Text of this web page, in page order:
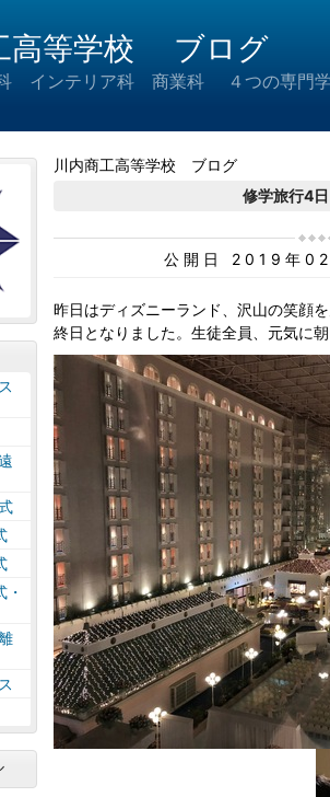
高等学校 ブログ
インテリア科 商業科 ４つの専門学
川内商工高等学校 ブログ
修学旅行4
公開日 2019年
昨日はディズニーランド、沢山の笑顔
終日となりました。生徒全員、元気に